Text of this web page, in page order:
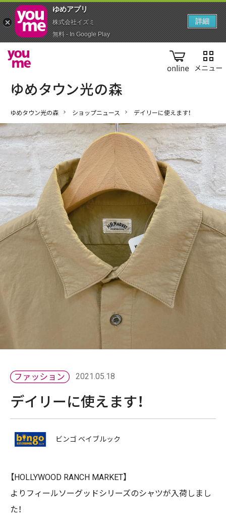
online
ゆめタウン光の森 ショップニュース デイリーに使えます！
2021.05.18
デイリーに使えます！
ビンゴ ベイブルック
【HOLLYWOOD RANCH MARKET】
よりフィールソーグッドシリーズのシャツが入荷しまし
た！
ゆめアプ‪リ‬
株式会社イズミ
無料 - In Google Play
詳細